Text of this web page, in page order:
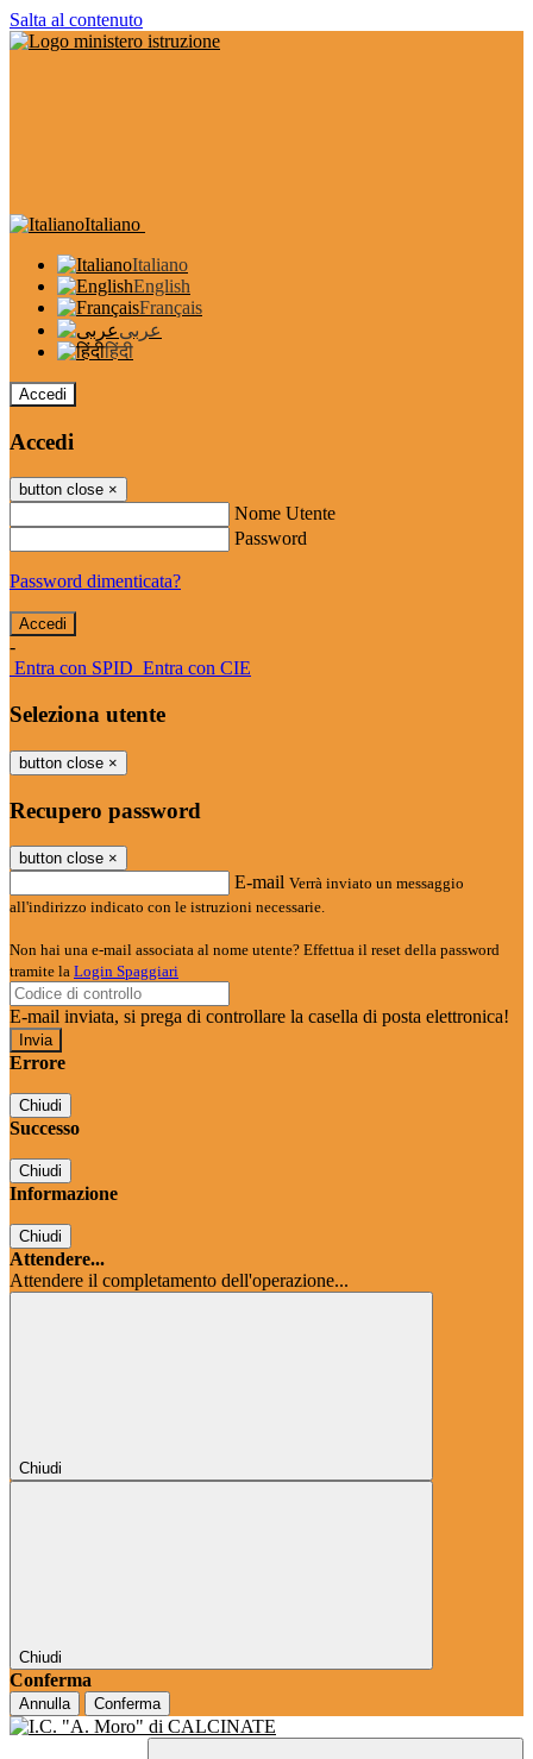
Salta al contenuto
Italiano
Italiano
English
Français
عربى
हिंदी
Accedi
Accedi
button close ×
Nome Utente
Password
Password dimenticata?
-
Entra con SPID Entra con CIE
Seleziona utente
button close ×
Recupero password
button close ×
E-mail Verrà inviato un messaggio
all'indirizzo indicato con le istruzioni necessarie.
Non hai una e-mail associata al nome utente? Effettua il reset della password
tramite la Login Spaggiari
E-mail inviata, si prega di controllare la casella di posta elettronica!
Errore
Chiudi
Successo
Chiudi
Informazione
Chiudi
Attendere...
Attendere il completamento dell'operazione...
Chiudi
Chiudi
Conferma
Annulla Conferma